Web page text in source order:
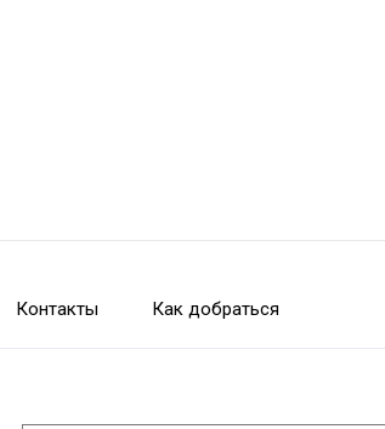
Контакты Как добраться